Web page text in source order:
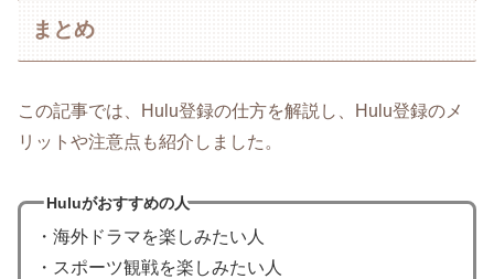
まとめ
この記事では、Hulu登録の仕方を解説し、Hulu登録のメ
リットや注意点も紹介しました。
Huluがおすすめの人
・海外ドラマを楽しみたい人
・スポーツ観戦を楽しみたい人